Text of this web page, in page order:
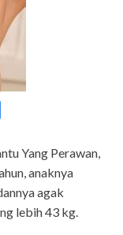
Yang Perawan,
anaknya
agak
lebih 43 kg.